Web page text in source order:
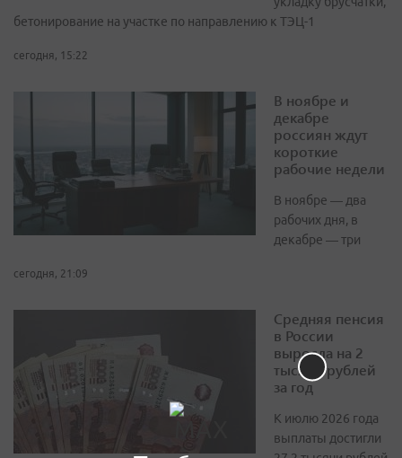
бетонирование на участке по направлению к ТЭЦ-1
сегодня, 15:22
В ноябре и
декабре
россиян ждут
короткие
рабочие недели
В ноябре — два
рабочих дня, в
декабре — три
сегодня, 21:09
Средняя пенсия
в России
выросла на 2
тысячи рублей
за год
К июлю 2026 года
выплаты достигли